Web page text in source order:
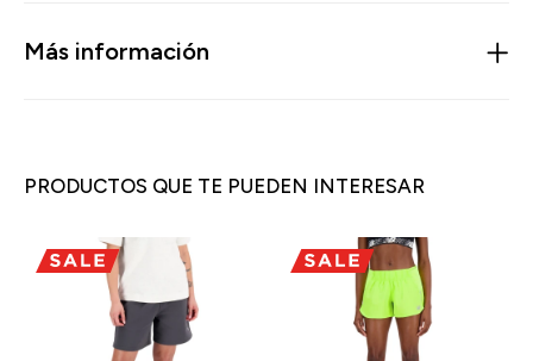
Más información
PRODUCTOS QUE TE PUEDEN INTERESAR